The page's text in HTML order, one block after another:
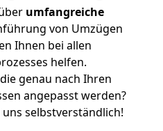
umfangreiche
von Umzügen
Ihnen bei allen
helfen.
genau nach Ihren
angepasst werden?
selbstverständlich!